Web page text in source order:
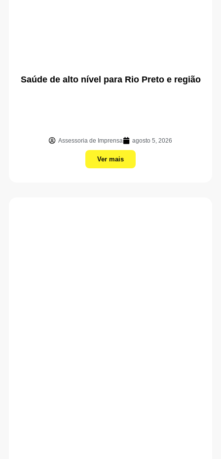
Saúde de alto nível para Rio Preto e região
Assessoria de Imprensa agosto 5, 2026
Ver mais